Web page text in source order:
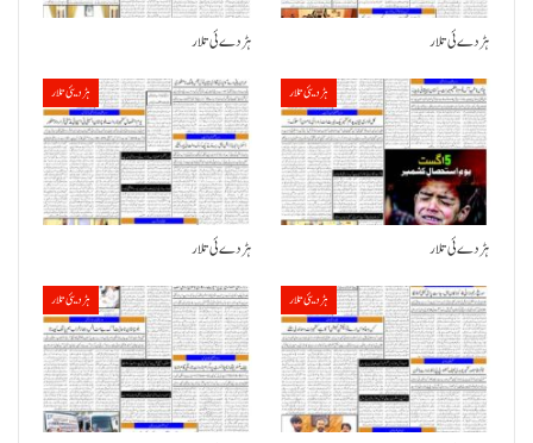
ہڑدے ئی تلار ہڑدے ئی تلار
ہڑدیئی تلار
ہڑدے ئی تلار
ہڑدیئی تلار
ہڑدے ئی تلار
ہڑدیئی تلار ہڑدیئی تلار